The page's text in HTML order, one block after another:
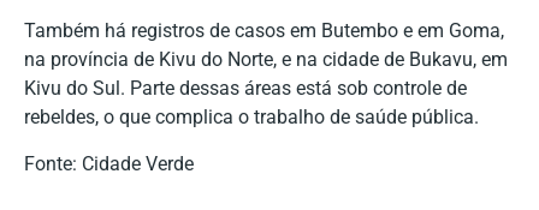
Também há registros de casos em Butembo e em Goma,
na província de Kivu do Norte, e na cidade de Bukavu, em
Kivu do Sul. Parte dessas áreas está sob controle de
rebeldes, o que complica o trabalho de saúde pública.
Fonte: Cidade Verde